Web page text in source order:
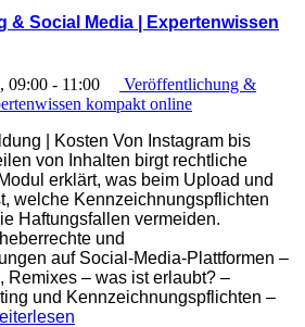
& Social Media | Expertenwissen
09:00 - 11:00
Veröffentlichung &
kompakt online
| Kosten Von Instagram bis
von Inhalten birgt rechtliche
erklärt, was beim Upload und
welche Kennzeichnungspflichten
Haftungsfallen vermeiden.
und
auf Social-Media-Plattformen –
Remixes – was ist erlaubt? –
und Kennzeichnungspflichten –